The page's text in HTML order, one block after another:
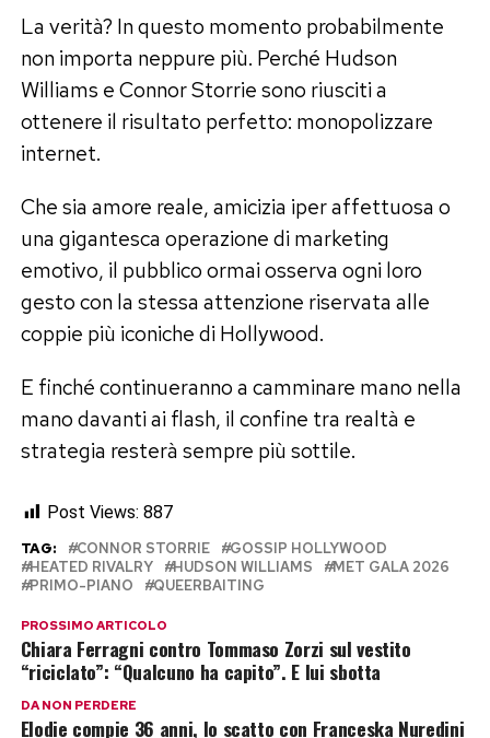
La verità? In questo momento probabilmente
non importa neppure più. Perché Hudson
Williams e Connor Storrie sono riusciti a
ottenere il risultato perfetto: monopolizzare
internet.
Che sia amore reale, amicizia iper affettuosa o
una gigantesca operazione di marketing
emotivo, il pubblico ormai osserva ogni loro
gesto con la stessa attenzione riservata alle
coppie più iconiche di Hollywood.
E finché continueranno a camminare mano nella
mano davanti ai flash, il confine tra realtà e
strategia resterà sempre più sottile.
Post Views: 887
TAG: CONNOR STORRIE
GOSSIP HOLLYWOOD
HEATED RIVALRY
HUDSON WILLIAMS
MET GALA 2026
PRIMO-PIANO
QUEERBAITING
PROSSIMO ARTICOLO
Chiara Ferragni contro Tommaso Zorzi sul vestito
“riciclato”: “Qualcuno ha capito”. E lui sbotta
DA NON PERDERE
Elodie compie 36 anni, lo scatto con Franceska Nuredini